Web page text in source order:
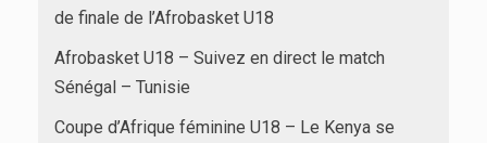
de finale de l’Afrobasket U18
Afrobasket U18 – Suivez en direct le match
Sénégal – Tunisie
Coupe d’Afrique féminine U18 – Le Kenya se